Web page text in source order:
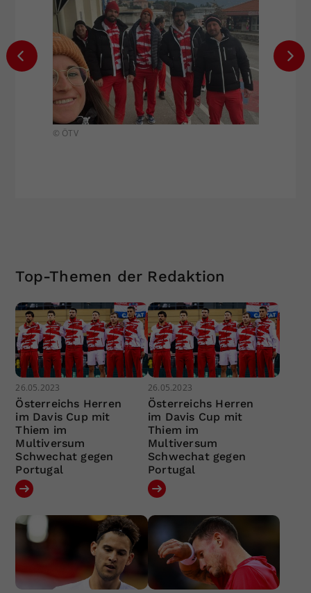
© ÖTV
Top-Themen der Redaktion
26.05.2023
Österreichs Herren
im Davis Cup mit
Thiem im
Multiversum
Schwechat gegen
Portugal
26.05.2023
Österreichs Herren
im Davis Cup mit
Thiem im
Multiversum
Schwechat gegen
Portugal